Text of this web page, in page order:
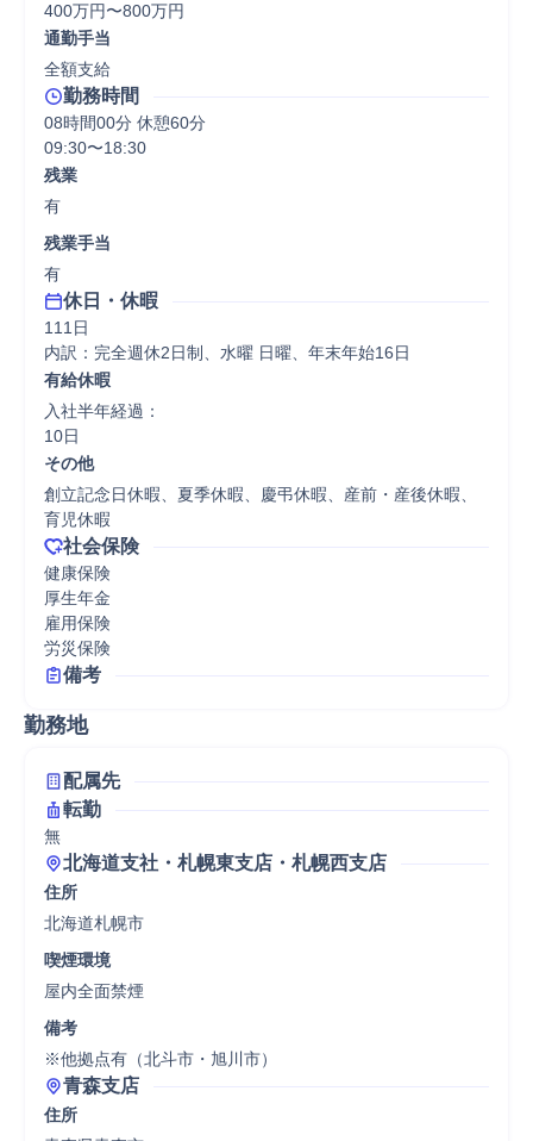
400万円〜800万円
通勤手当
全額支給
勤務時間
08時間00分 休憩60分
09:30〜18:30
残業
有
残業手当
有
休日・休暇
111日
内訳：完全週休2日制、水曜 日曜、年末年始16日
有給休暇
入社半年経過：
10日
その他
創立記念日休暇、夏季休暇、慶弔休暇、産前・産後休暇、
育児休暇
社会保険
健康保険
厚生年金
雇用保険
労災保険
備考
勤務地
配属先
転勤
無
北海道支社・札幌東支店・札幌西支店
住所
北海道札幌市
喫煙環境
屋内全面禁煙
備考
※他拠点有（北斗市・旭川市）
青森支店
住所